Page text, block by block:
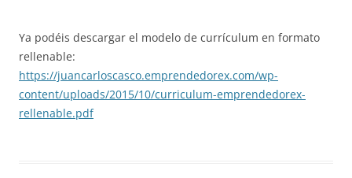
Ya podéis descargar el modelo de currículum en formato
rellenable:
https://juancarloscasco.emprendedorex.com/wp-
content/uploads/2015/10/curriculum-emprendedorex-
rellenable.pdf